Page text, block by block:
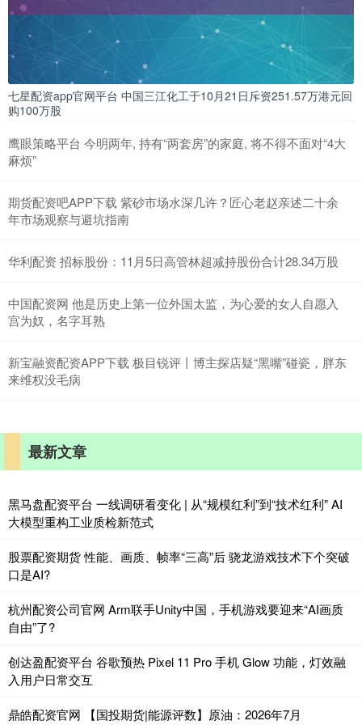
七星配资app官网平台 中国三江化工于10月21日斥资251.57万港元回
购100万股
鹰眼策略平台 今明两年, 持有“两套房”的家庭, 将不得不面对“4大
麻烦”
期货配资吧APP下载 紫砂市场水深几许？匠心老赵亲述二十余
年市场观察与避坑指南
华利配资 招标股份：11月5日高管林超减持股份合计28.34万股
中国配资网 他是历史上第一位外国太监，为心爱的女人自愿入
宫为奴，名字耳熟
新宝融资配资APP下载 极目锐评丨博主探店疑“黑嘴”碰瓷，胖东
来维权没毛病
最新文章
黑马盘配资平台 一线调研看变化 | 从“规模红利”到“技术红利” AI
大模型重构工业质检新范式
股票配资期货 性能、画质、帧率“三高”后 骁龙游戏技术下个突破
口是AI?
杭州配资公司官网 Arm联手Unity中国，手机游戏要迎来“AI画质
自由”了?
创达盈配资平台 谷歌预热 Pixel 11 Pro 手机 Glow 功能，灯效融
入用户日常交互
鼎皓配资官网 【国投期货|能源评数】原油：2026年7月